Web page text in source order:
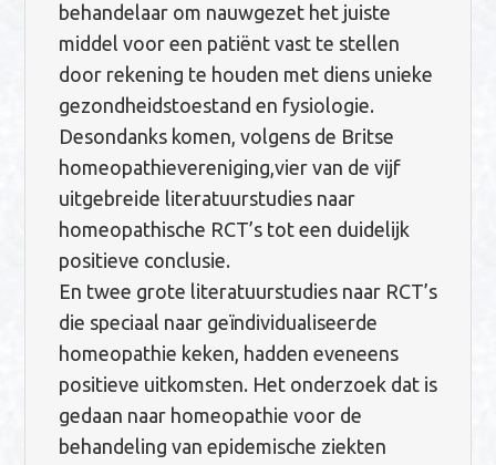
behandelaar om nauwgezet het juiste
middel voor een patiënt vast te stellen
door rekening te houden met diens unieke
gezondheidstoestand en fysiologie.
Desondanks komen, volgens de Britse
homeopathievereniging,vier van de vijf
uitgebreide literatuurstudies naar
homeopathische RCT’s tot een duidelijk
positieve conclusie.
En twee grote literatuurstudies naar RCT’s
die speciaal naar geïndividualiseerde
homeopathie keken, hadden eveneens
positieve uitkomsten. Het onderzoek dat is
gedaan naar homeopathie voor de
behandeling van epidemische ziekten